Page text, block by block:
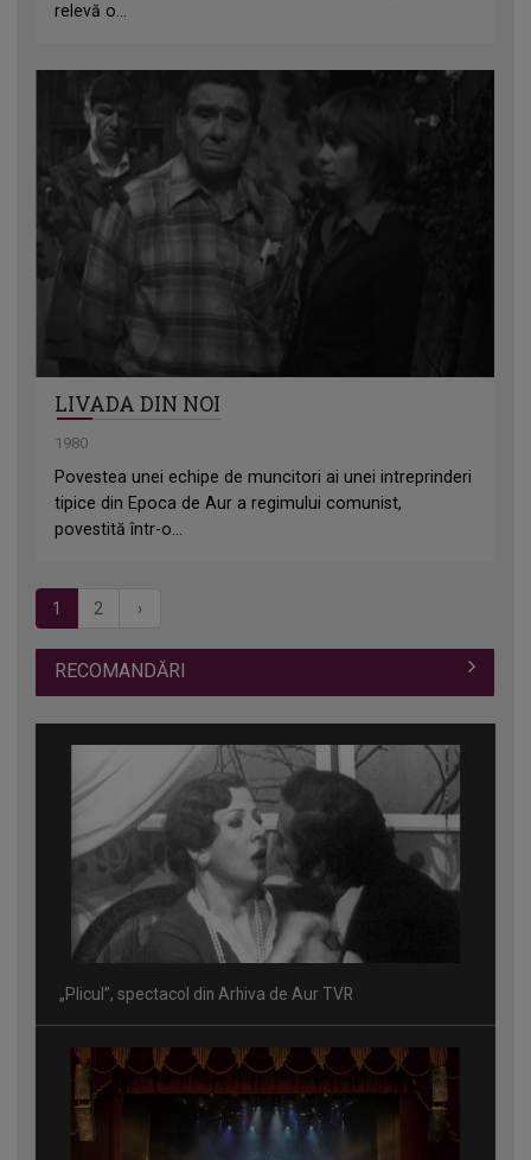
relevă o...
LIVADA DIN NOI
1980
Povestea unei echipe de muncitori ai unei intreprinderi
tipice din Epoca de Aur a regimului comunist,
povestită într-o...
1 2 ›
RECOMANDĂRI
„Plicul”, spectacol din Arhiva de Aur TVR